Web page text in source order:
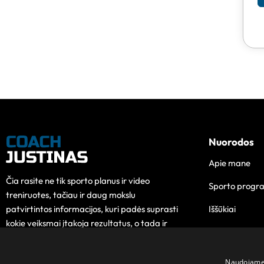
Čia rasite ne tik sporto planus ir video
treniruotes, tačiau ir daug mokslu
patvirtintos informacijos, kuri padės suprasti
kokie veiksmai įtakoja rezultatus, o tada ir
Nuorodos
Apie mane
Sporto
Iššūkiai